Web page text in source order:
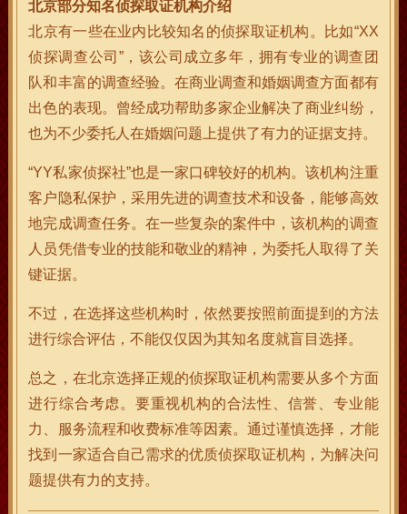
北京部分知名侦探取证机构介绍
北京有一些在业内比较知名的侦探取证机构。比如“XX
侦探调查公司”，该公司成立多年，拥有专业的调查团
队和丰富的调查经验。在商业调查和婚姻调查方面都有
出色的表现。曾经成功帮助多家企业解决了商业纠纷，
也为不少委托人在婚姻问题上提供了有力的证据支持。
“YY私家侦探社”也是一家口碑较好的机构。该机构注重
客户隐私保护，采用先进的调查技术和设备，能够高效
地完成调查任务。在一些复杂的案件中，该机构的调查
人员凭借专业的技能和敬业的精神，为委托人取得了关
键证据。
不过，在选择这些机构时，依然要按照前面提到的方法
进行综合评估，不能仅仅因为其知名度就盲目选择。
总之，在北京选择正规的侦探取证机构需要从多个方面
进行综合考虑。要重视机构的合法性、信誉、专业能
力、服务流程和收费标准等因素。通过谨慎选择，才能
找到一家适合自己需求的优质侦探取证机构，为解决问
题提供有力的支持。